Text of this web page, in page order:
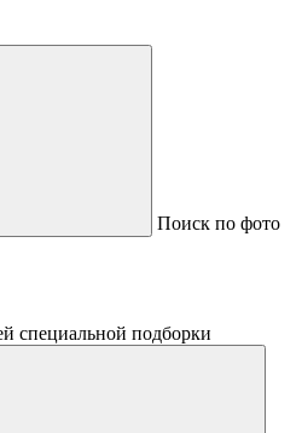
Поиск по фото
специальной подборки